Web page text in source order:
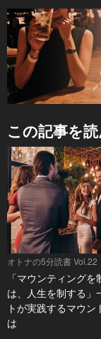
この記事を
オトナの5分読書 Vol.22
「マウンティングを
は、人生を制する」
トが実践するマウン
は